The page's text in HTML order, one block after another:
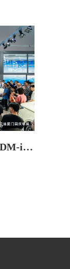
海狮05DM-i&第二代宋Pro DM-i厦门上市发布会